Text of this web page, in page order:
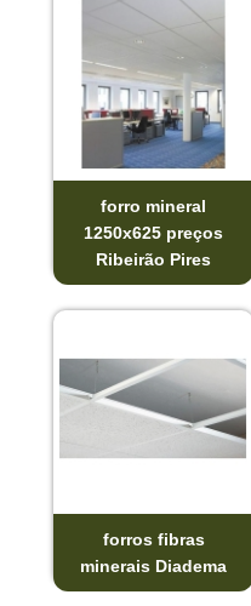
forro mineral
1250x625 preços
Ribeirão Pires
forros fibras
minerais Diadema